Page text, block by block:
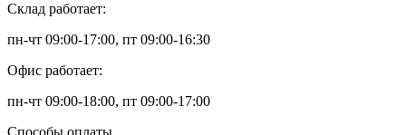
Склад работает:
пн-чт 09:00-17:00, пт 09:00-16:30
Офис работает:
пн-чт 09:00-18:00, пт 09:00-17:00